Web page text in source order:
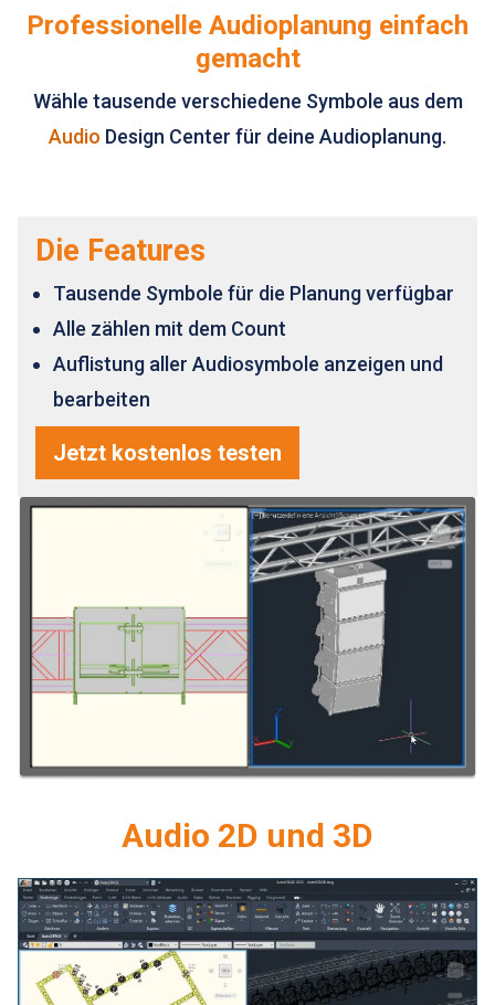
Professionelle Audioplanung einfach
gemacht
Wähle tausende verschiedene Symbole aus dem
Audio Design Center für deine Audioplanung.
Die Features
Tausende Symbole für die Planung verfügbar
Alle zählen mit dem Count
Auflistung aller Audiosymbole anzeigen und
bearbeiten
Jetzt kostenlos testen
Audio 2D und 3D